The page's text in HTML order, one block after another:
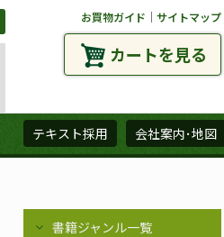
お買物ガイド ｜ サイトマップ
カートを見る
テキスト採用 会社案内･地図
書籍ジャンル一覧